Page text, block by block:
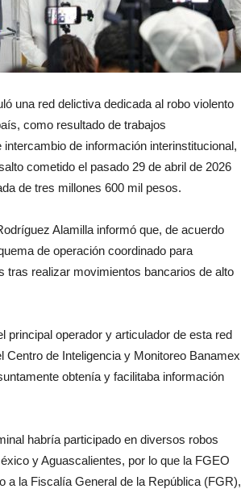
una red delictiva dedicada al robo violento
como resultado de trabajos
de información interinstitucional,
cometido el pasado 29 de abril de 2026
de tres millones 600 mil pesos.
Alamilla informó que, de acuerdo
de operación coordinado para
tras realizar movimientos bancarios de alto
principal operador y articulador de esta red
Centro de Inteligencia y Monitoreo Banamex
obtenía y facilitaba información
habría participado en diversos robos
y Aguascalientes, por lo que la FGEO
la Fiscalía General de la República (FGR),